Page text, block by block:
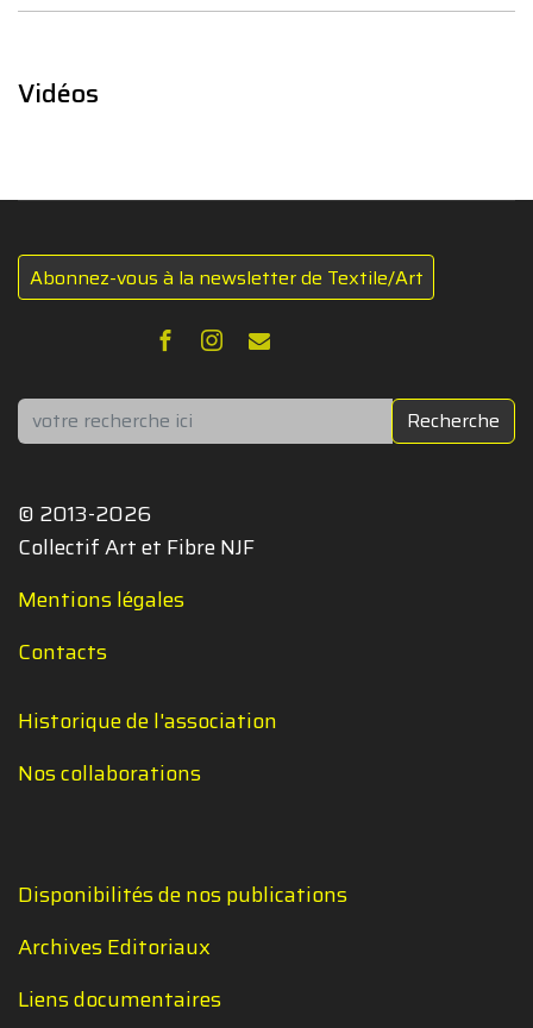
Vidéos
Abonnez-vous à la newsletter de Textile/Art
Rechercher Recherche
© 2013-2026
Collectif Art et Fibre NJF
Mentions légales
Contacts
Historique de l'association
Nos collaborations
Disponibilités de nos publications
Archives Editoriaux
Liens documentaires